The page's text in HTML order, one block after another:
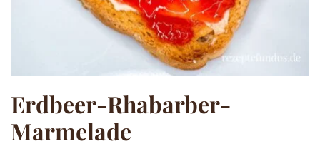
Erdbeer-Rhabarber-
Marmelade